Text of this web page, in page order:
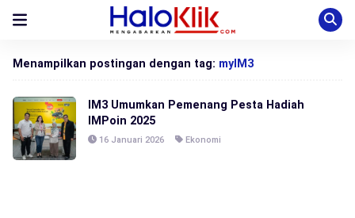
Menampilkan postingan dengan tag: myIM3
IM3 Umumkan Pemenang Pesta Hadiah
IMPoin 2025
16 Januari 2026 Ekonomi